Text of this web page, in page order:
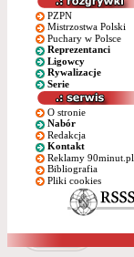
PZPN
Mistrzostwa Polski
Puchary w Polsce
Reprezentanci
Ligowcy
Rywalizacje
Serie
O stronie
Nabór
Redakcja
Kontakt
Reklamy 90minut.pl
Bibliografia
Pliki cookies